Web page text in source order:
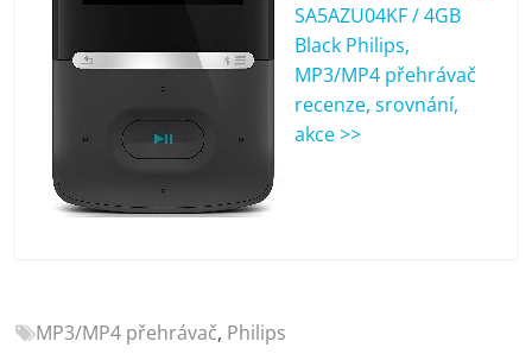
porovnání
Elektro
pračky,
televize,
notebooky,
bazény
SA5AZU04KF / 4GB
Black Philips,
MP3/MP4 přehrávač
recenze, srovnání,
akce >>
MP3/MP4 přehrávač, Philips